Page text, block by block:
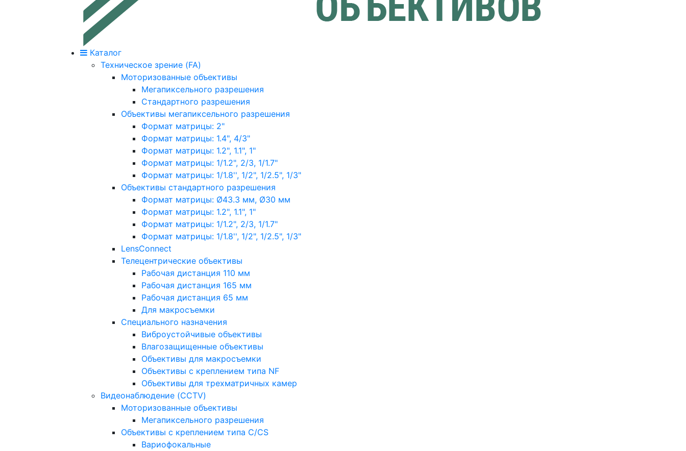
Каталог
Техническое зрение (FA)
Моторизованные объективы
Мегапиксельного разрешения
Стандартного разрешения
Объективы мегапиксельного разрешения
Формат матрицы: 2"
Формат матрицы: 1.4", 4/3"
Формат матрицы: 1.2", 1.1", 1"
Формат матрицы: 1/1.2", 2/3, 1/1.7"
Формат матрицы: 1/1.8'', 1/2", 1/2.5", 1/3"
Объективы стандартного разрешения
Формат матрицы: Ø43.3 мм, Ø30 мм
Формат матрицы: 1.2", 1.1", 1"
Формат матрицы: 1/1.2", 2/3, 1/1.7"
Формат матрицы: 1/1.8'', 1/2", 1/2.5", 1/3"
LensConnect
Телецентрические объективы
Рабочая дистанция 110 мм
Рабочая дистанция 165 мм
Рабочая дистанция 65 мм
Для макросъемки
Специального назначения
Виброустойчивые объективы
Влагозащищенные объективы
Объективы для макросъемки
Объективы с креплением типа NF
Объективы для трехматричных камер
Видеонаблюдение (CCTV)
Моторизованные объективы
Мегапиксельного разрешения
Объективы с креплением типа C/CS
Вариофокальные